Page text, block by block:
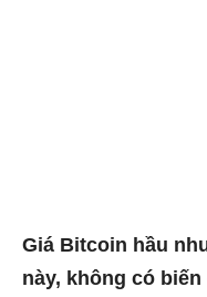
Giá Bitcoin hầu
này, không có